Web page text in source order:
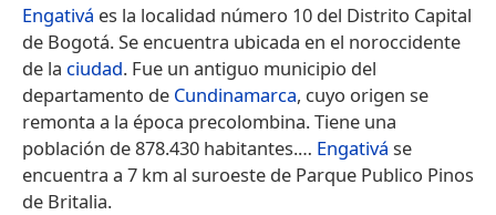
Engativá es la localidad número 10 del Distrito Capital
de Bogotá. Se encuentra ubicada en el noroccidente
de la ciudad.​ Fue un antiguo municipio del
departamento de Cundinamarca, cuyo origen se
remonta a la época precolombina.​ Tiene una
población de 878.430 habitantes.​… Engativá se
encuentra a 7 km al suroeste de Parque Publico Pinos
de Britalia.